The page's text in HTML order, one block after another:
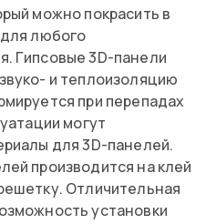
можно покрасить в
любого
Гипсовые 3D-панели
и теплоизоляцию
при перепадах
могут
для 3D-панелей.
производится на клей
Отличительная
установки